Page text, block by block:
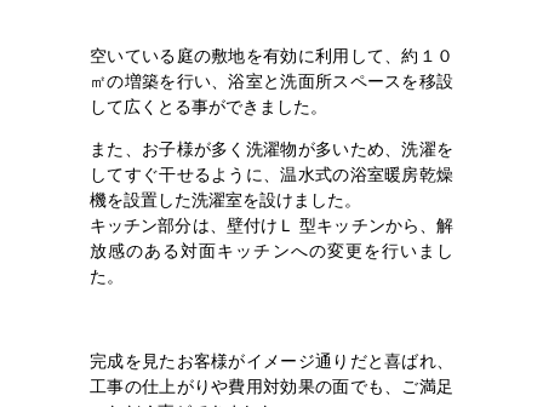
空いている庭の敷地を有効に利用して、約１０
㎡の増築を行い、浴室と洗面所スペースを移設
して広くとる事ができました。
また、お子様が多く洗濯物が多いため、洗濯を
してすぐ干せるように、温水式の浴室暖房乾燥
機を設置した洗濯室を設けました。
キッチン部分は、壁付けＬ 型キッチンから、解
放感のある対面キッチンへの変更を行いまし
た。
完成を見たお客様がイメージ通りだと喜ばれ、
工事の仕上がりや費用対効果の面でも、ご満足